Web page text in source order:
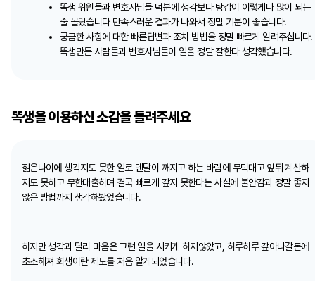
똑생 위원들과 변호사님들 덕분에 생각보다 탕감이 이렇게나 많이 되는
줄 몰랐습니다 만족스러운 결과가 나와서 정말 기분이 좋습니다.
궁금한 사항에 대한 빠른답변과 조치 방법을 정말 빠르게 알려주십니다.
똑생만든 사람들과 변호사님들이 일을 정말 잘한다 생각했습니다.
똑생을 이용하신 소감을 들려주세요
젊은나이에 생각지도 못한 일로 멘탈이 깨지고 하는 바람에 무턱대고 앞뒤 계산하
지도 못하고 무한대출하며 결국 빠르게 갚지 못한다는 사실에 불안감과 정말 좋지
않은 방법까지 생각해봤었습니다.
하지만 생각과 달리 마음은 그런 일을 시키게 하지않았고, 하루하루 갚아나갈돈에
초조해져 회생이란 제도를 처음 알게되었습니다.